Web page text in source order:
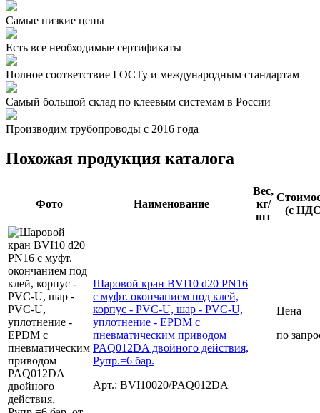
Самые низкие цены
Есть все необходимые сертификаты
Полное соответствие ГОСТу и международным стандартам
Самый большой склад по клеевым системам в России
Производим трубопроводы с 2016 года
Похожая продукция каталога
Фото Наименование
Вес,
кг/
шт
(с
Шаровой кран BVI10 d20 PN16
с муфт. окончанием под клей,
корпус - PVC-U, шар - PVC-U,
уплотнение - EPDM с
пневматическим приводом
PAQ012DA двойного действия,
Рупр.=6 бар.
Арт.: BVI10020/PAQ012DA
Цена
по